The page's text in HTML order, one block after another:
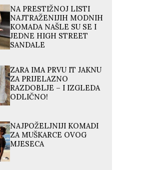
NA PRESTIŽNOJ LISTI
NAJTRAŽENIJIH MODNIH
KOMADA NAŠLE SU SE I
JEDNE HIGH STREET
SANDALE
ZARA IMA PRVU IT JAKNU
ZA PRIJELAZNO
RAZDOBLJE – I IZGLEDA
ODLIČNO!
NAJPOŽELJNIJI KOMADI
ZA MUŠKARCE OVOG
MJESECA